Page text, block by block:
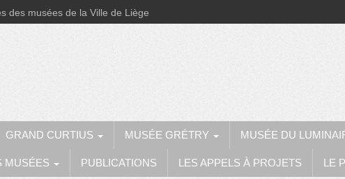
des musées de la Ville de Liège
GRAND CURTIUS MUSÉE GRÉTRY MUSÉE DU
MUSÉES PUBLICATIONS LES APPELS À PROJETS LE